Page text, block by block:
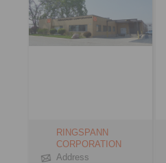
RINGSPANN
CORPORATION
Address